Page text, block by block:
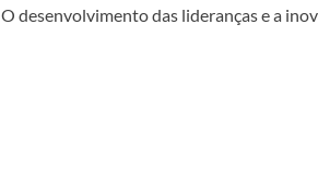
O desenvolvimento das lideranças e a